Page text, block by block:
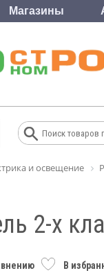
Магазины
и освещение
2-х
В